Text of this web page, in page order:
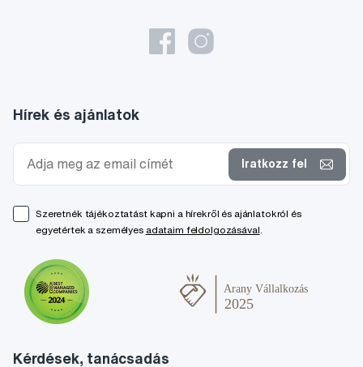
Kérdések, tanácsadás
Hírek és ajánlatok
Iratkozz fel
Szeretnék tájékoztatást kapni a hírekről és ajánlatokról és
egyetértek a személyes adataim feldolgozásával